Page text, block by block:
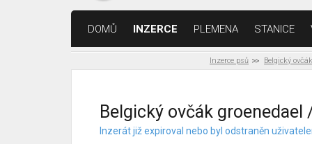
DOMŮ INZERCE PLEMENA STANICE
Inzerce psů Belgický
Belgický ovčák groenedael
Inzerát již expiroval nebo byl odstraněn